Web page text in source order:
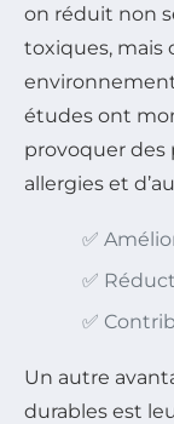
on réduit non
toxiques, mais
études ont
provoquer des
allergies et
✅
✅
✅
Un autre
durables est